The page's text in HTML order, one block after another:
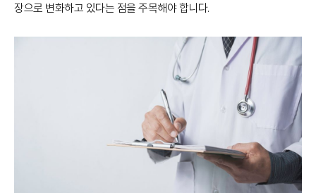
장으로 변화하고 있다는 점을 주목해야 합니다.